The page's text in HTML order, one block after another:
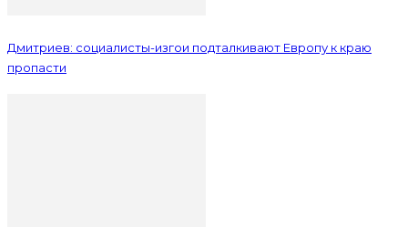
Дмитриев: социалисты-изгои подталкивают Европу к краю
пропасти